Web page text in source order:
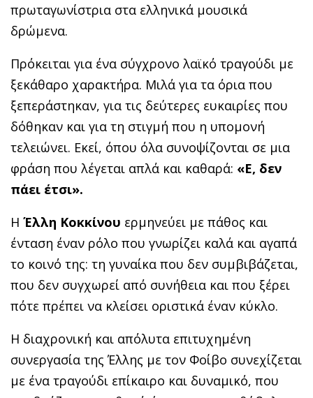
πρωταγωνίστρια στα ελληνικά μουσικά
δρώμενα.
Πρόκειται για ένα σύγχρονο λαϊκό τραγούδι με
ξεκάθαρο χαρακτήρα. Μιλά για τα όρια που
ξεπεράστηκαν, για τις δεύτερες ευκαιρίες που
δόθηκαν και για τη στιγμή που η υπομονή
τελειώνει. Εκεί, όπου όλα συνοψίζονται σε μια
φράση που λέγεται απλά και καθαρά: «Ε, δεν
πάει έτσι».
Η Έλλη Κοκκίνου ερμηνεύει με πάθος και
ένταση έναν ρόλο που γνωρίζει καλά και αγαπά
το κοινό της: τη γυναίκα που δεν συμβιβάζεται,
που δεν συγχωρεί από συνήθεια και που ξέρει
πότε πρέπει να κλείσει οριστικά έναν κύκλο.
Η διαχρονική και απόλυτα επιτυχημένη
συνεργασία της Έλλης με τον Φοίβο συνεχίζεται
με ένα τραγούδι επίκαιρο και δυναμικό, που